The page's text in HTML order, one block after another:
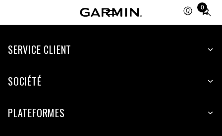
0
Total
items
cart:
SERVICE CLIENT
SOCIÉTÉ
PLATEFORMES